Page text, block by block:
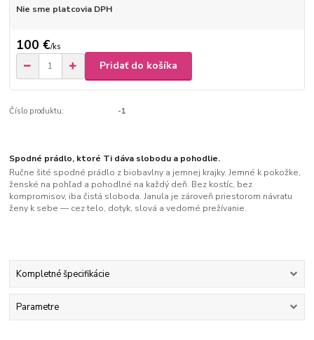
Nie sme platcovia DPH
100 €/ks
Pridať do košíka
Číslo produktu: -1
Spodné prádlo, ktoré Ti dáva slobodu a pohodlie.
Ručne šité spodné prádlo z biobavlny a jemnej krajky. Jemné k pokožke,
ženské na pohľad a pohodlné na každý deň. Bez kostíc, bez
kompromisov, iba čistá sloboda. Janula je zároveň priestorom návratu
ženy k sebe — cez telo, dotyk, slová a vedomé prežívanie.
Kompletné špecifikácie
Parametre